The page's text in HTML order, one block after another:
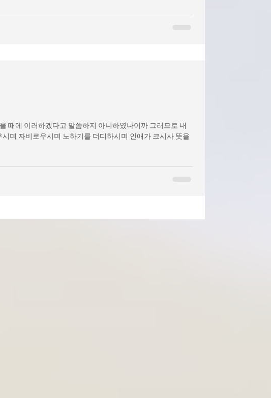
때에 이러하겠다고 말씀하지 아니하였나이까 그러므로 내
며 자비로우시며 노하기를 더디하시며 인애가 크시사 뜻을